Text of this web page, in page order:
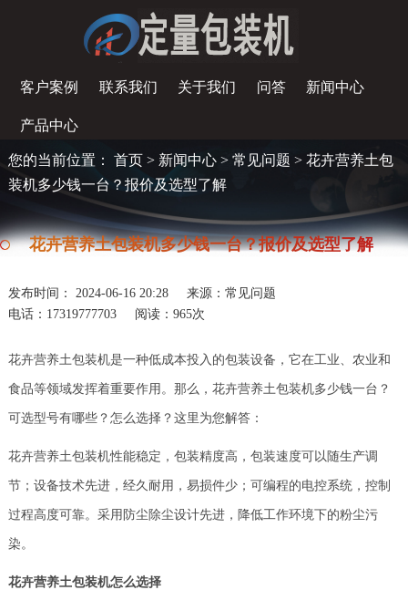
客户案例 联系我们 关于我们 问答 新闻中心
产品中心
您的当前位置： 首页> 新闻中心> 常见问题 > 花卉营养土包
装机多少钱一台？报价及选型了解
花卉营养土包装机多少钱一台？报价及选型了解
发布时间： 2024-06-16 20:28
来源：常见问题
电话：17319777703
阅读： 965次
花卉营养土包装机是一种低成本投入的包装设备，它在工业、农业和
食品等领域发挥着重要作用。那么，花卉营养土包装机多少钱一台？
可选型号有哪些？怎么选择？这里为您解答：
花卉营养土包装机性能稳定，包装精度高，包装速度可以随生产调
节；设备技术先进，经久耐用，易损件少；可编程的电控系统，控制
过程高度可靠。采用防尘除尘设计先进，降低工作环境下的粉尘污
染。
花卉营养土包装机怎么选择